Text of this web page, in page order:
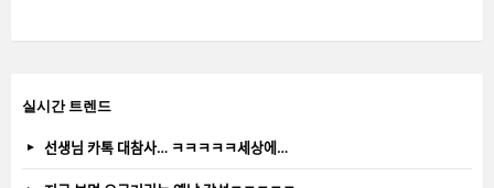
실시간 트렌드
선생님 카톡 대참사… ㅋㅋㅋㅋㅋ세상에…